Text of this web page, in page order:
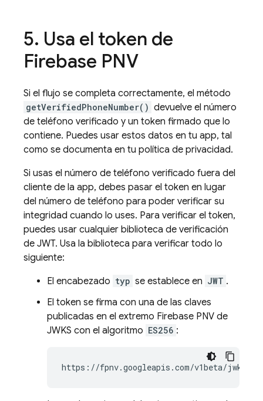
5. Usa el token de
Firebase PNV
Si el flujo se completa correctamente, el método
getVerifiedPhoneNumber() devuelve el número
de teléfono verificado y un token firmado que lo
contiene. Puedes usar estos datos en tu app, tal
como se documenta en tu política de privacidad.
Si usas el número de teléfono verificado fuera del
cliente de la app, debes pasar el token en lugar
del número de teléfono para poder verificar su
integridad cuando lo uses. Para verificar el token,
puedes usar cualquier biblioteca de verificación
de JWT. Usa la biblioteca para verificar todo lo
siguiente:
El encabezado typ se establece en JWT .
El token se firma con una de las claves
publicadas en el extremo Firebase PNV de
JWKS con el algoritmo ES256 :